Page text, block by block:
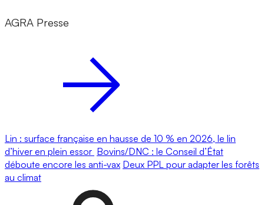
AGRA Presse
Lin : surface française en hausse de 10 % en 2026, le lin
d’hiver en plein essor Bovins/DNC : le Conseil d’État
déboute encore les anti-vax Deux PPL pour adapter les forêts
au climat